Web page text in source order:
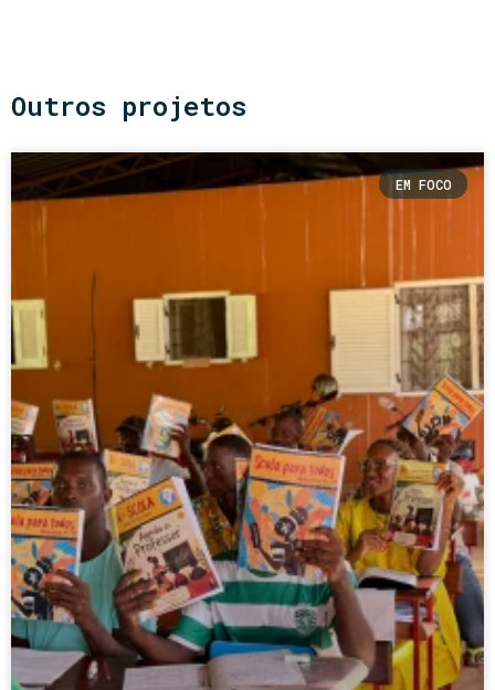
Outros projetos
EM FOCO